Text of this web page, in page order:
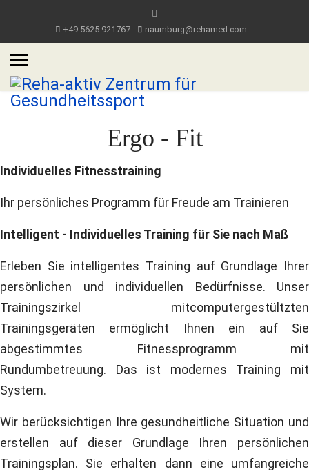
+49 5625 921767 naumburg@rehamed.com
Ergo - Fit
Individuelles Fitnesstraining
Ihr persönliches Programm für Freude am Trainieren
Intelligent - Individuelles Training für Sie nach Maß
Erleben Sie intelligentes Training auf Grundlage Ihrer
persönlichen und individuellen Bedürfnisse. Unser
Trainingszirkel mitcomputergestültzten
Trainingsgeräten ermöglicht Ihnen ein auf Sie
abgestimmtes Fitnessprogramm mit
Rundumbetreuung. Das ist modernes Training mit
System.
Wir berücksichtigen Ihre gesundheitliche Situation und
erstellen auf dieser Grundlage Ihren persönlichen
Trainingsplan. Sie erhalten dann eine umfangreiche